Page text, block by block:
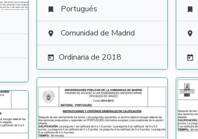
 Portugués
 Comunidad de Madrid
 Ordinaria de 2018


